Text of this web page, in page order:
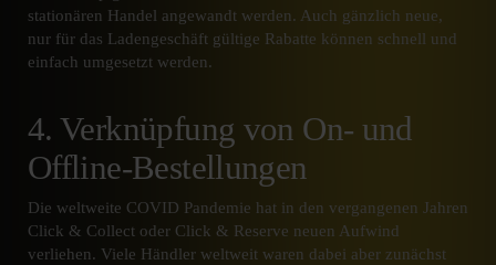
stationären Handel angewandt werden. Auch gänzlich neue,
nur für das Ladengeschäft gültige Rabatte können schnell und
einfach umgesetzt werden.
4. Verknüpfung von On- und
Offline-Bestellungen
Die weltweite COVID Pandemie hat in den vergangenen Jahren
Click & Collect oder Click & Reserve neuen Aufwind
verliehen. Viele Händler weltweit waren dabei aber zunächst